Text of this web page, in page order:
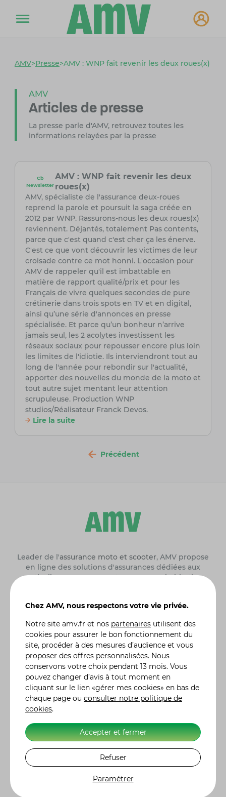
AMV>Presse>AMV : WNP fait revenir les deux roues(x)
AMV
Articles de presse
La presse parle d'AMV, retrouvez toutes les
informations relayées par la presse
Cb
Newsletter
AMV : WNP fait revenir les deux
roues(x)
AMV, spécialiste de l'assurance deux-roues
reprend la parole et poursuit la saga créée en
2012 par WNP. Rassurons-nous les deux roues(x)
reviennent. Déjantés, totalement Pas contents,
parce que c'est quand c'est cher ça les énerve.
C'est ce que vont découvrir les victimes de leur
croisade contre ce mot honni. L'occasion pour
AMV de rappeler qu'il est imbattable en
matière de rapport qualité/prix et pour les
Français de vivre quelques secondes de pure
crétinerie dans trois spots en TV et en digital,
ainsi qu’une série d'annonces en presse
spécialisée. Et parce qu’un bonheur n’arrive
jamais seul, les 2 acolytes investissent les
réseaux sociaux pour repousser encore plus loin
les limites de l'idiotie. Ils interviendront tout au
long de l'année pour rebondir sur l'actualité,
apporter des nouvelles du monde de la moto et
tout autre sujet mentant leur attention
scrupuleuse. Production WNP
studios/Réalisateur Franck Devos.
Lire la suite
Précédent
Leader de l'assurance moto et scooter, AMV propose
en ligne des solutions d'assurances dédiées aux
particuliers :assurance auto, assurance habitation,
classiques aux plus spécifiques, comme l'assurance
pouvez moduler vos contrats en y incluant des
garanties particulières, en fonction de l'utilisation ou
des risques liés à votre véhicule. De la demande de
devis à la souscription de votre contrat assurance
moto, auto ou autre, tout se fait en ligne. Nos 300
conseillers sont également à votre écoute pour vous
renseigner et vous accompagner dans le choix de
votre contrat d'assurance. Retrouvez l'histoire des
constructeurs moto
de gagner ! Label Excellence Assurance Moto
Scooter. AMV Assurance Moto sur 5234 clients
interrogés par Avis Vérifiés, AMV obtient une note de
satisfaction de 4,7/5.
Chez AMV, nous respectons votre vie privée.
Notre site amv.fr et nos partenaires utilisent des
cookies pour assurer le bon fonctionnement du
site, procéder à des mesures d’audience et vous
proposer des offres personnalisées. Nous
conservons votre choix pendant 13 mois. Vous
pouvez changer d’avis à tout moment en
cliquant sur le lien «gérer mes cookies» en bas de
chaque page ou consulter notre politique de
cookies.
Accepter et fermer
Refuser
Paramétrer